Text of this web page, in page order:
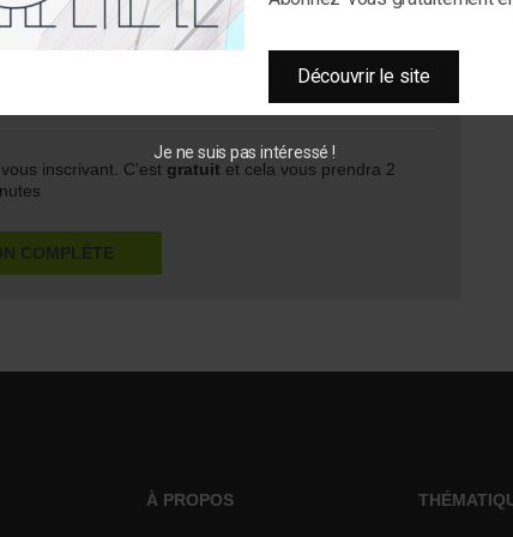
le modèle économique de son patrimoine…
inscrivant. C'est gratuit et cela vous prendra 2
COMPLÈTE
À PROPOS
Découvrir le site
Je ne suis pas intéressé !